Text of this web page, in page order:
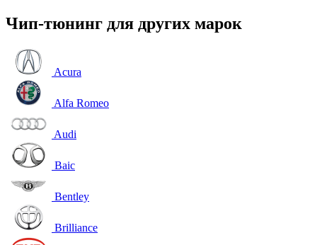
Чип-тюнинг для других марок
Acura
Alfa Romeo
Audi
Baic
Bentley
Brilliance